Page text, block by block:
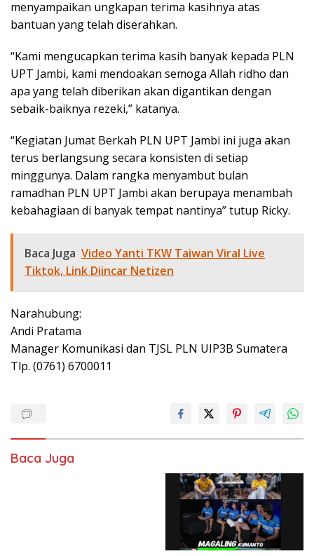
menyampaikan ungkapan terima kasihnya atas
bantuan yang telah diserahkan.
“Kami mengucapkan terima kasih banyak kepada PLN
UPT Jambi, kami mendoakan semoga Allah ridho dan
apa yang telah diberikan akan digantikan dengan
sebaik-baiknya rezeki,” katanya.
“Kegiatan Jumat Berkah PLN UPT Jambi ini juga akan
terus berlangsung secara konsisten di setiap
minggunya. Dalam rangka menyambut bulan
ramadhan PLN UPT Jambi akan berupaya menambah
kebahagiaan di banyak tempat nantinya” tutup Ricky.
Baca Juga Video Yanti TKW Taiwan Viral Live
Tiktok, Link Diincar Netizen
Narahubung:
Andi Pratama
Manager Komunikasi dan TJSL PLN UIP3B Sumatera
Tlp. (0761) 6700011
Baca Juga